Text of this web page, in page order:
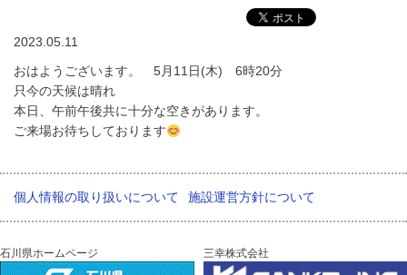
2023.05.11
おはようございます。 5月11日(木) 6時20分
只今の天候は晴れ
本日、午前午後共に十分な空きがあります。
ご来場お待ちしております
個人情報の取り扱いについて 施設運営方針について
石川県ホームページ 三幸株式会社